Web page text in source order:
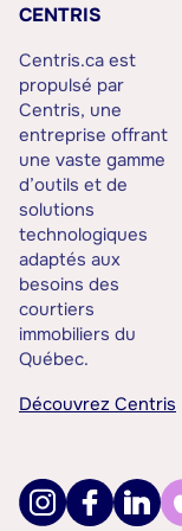
CENTRIS
Centris.ca est
propulsé par
Centris, une
entreprise offrant
une vaste gamme
d’outils et de
solutions
technologiques
adaptés aux
besoins des
courtiers
immobiliers du
Québec.
Découvrez Centris